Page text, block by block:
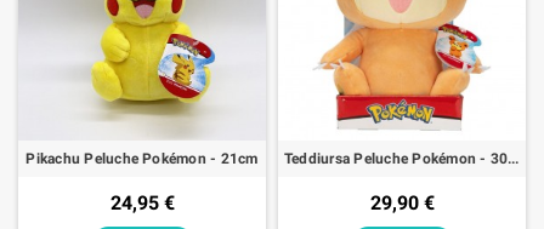
Pikachu Peluche Pokémon - 21cm
24,95 €
Teddiursa Peluche Pokémon - 30cm
29,90 €